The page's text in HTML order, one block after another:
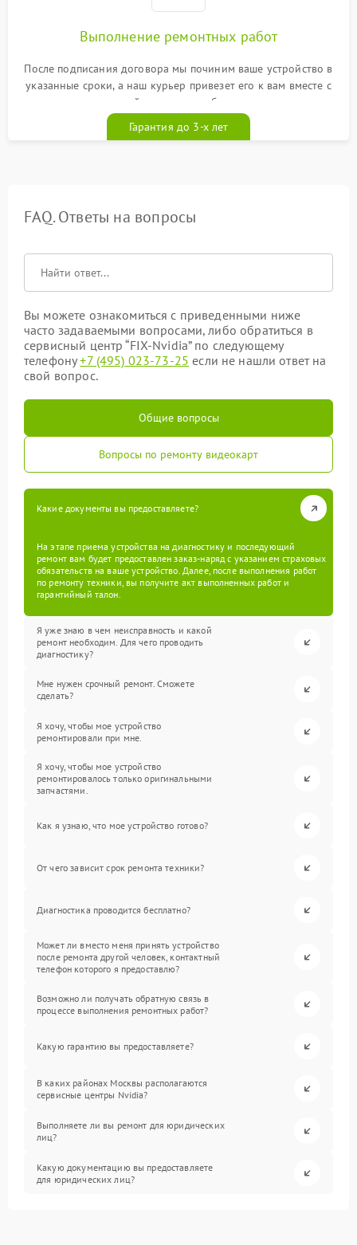
Выполнение ремонтных работ
После подписания договора мы починим ваше устройство в
указанные сроки, а наш курьер привезет его к вам вместе с
гарантийным талоном бесплатно
Гарантия до 3-х лет
FAQ. Ответы на вопросы
Вы можете ознакомиться с приведенными ниже
часто задаваемыми вопросами, либо обратиться в
сервисный центр “FIX-Nvidia” по следующему
телефону+7 (495) 023-73-25 если не нашли ответ на
свой вопрос.
Общие вопросы
Вопросы по ремонту видеокарт
Какие документы вы предоставляете?
На этапе приема устройства на диагностику и последующий
ремонт вам будет предоставлен заказ-наряд с указанием страховых
обязательств на ваше устройство. Далее, после выполнения работ
по ремонту техники, вы получите акт выполненных работ и
гарантийный талон.
Я уже знаю в чем неисправность и какой
ремонт необходим. Для чего проводить
диагностику?
Мне нужен срочный ремонт. Сможете
сделать?
Я хочу, чтобы мое устройство
ремонтировали при мне.
Я хочу, чтобы мое устройство
ремонтировалось только оригинальными
запчастями.
Как я узнаю, что мое устройство готово?
От чего зависит срок ремонта техники?
Диагностика проводится бесплатно?
Может ли вместо меня принять устройство
после ремонта другой человек, контактный
телефон которого я предоставлю?
Возможно ли получать обратную связь в
процессе выполнения ремонтных работ?
Какую гарантию вы предоставляете?
В каких районах Москвы располагаются
сервисные центры Nvidia?
Выполняете ли вы ремонт для юридических
лиц?
Какую документацию вы предоставляете
для юридических лиц?